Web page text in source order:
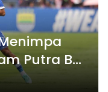
Putra Beri